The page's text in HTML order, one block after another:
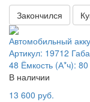
Закончился
Автомобильный
Артикул: 19712
48 Ёмкость (А*ч): 80
В наличии
13 600 руб.